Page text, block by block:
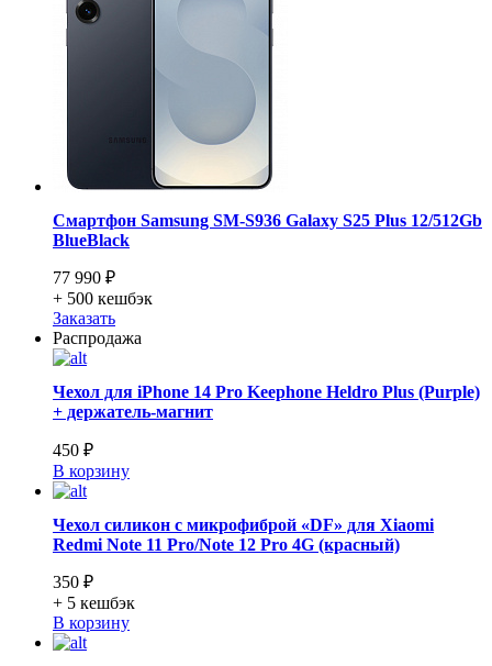
Смартфон Samsung SM-S936 Galaxy S25 Plus 12/512Gb
BlueBlack
77 990 ₽
+ 500 кешбэк
Заказать
Распродажа
Чехол для iPhone 14 Pro Keephone Heldro Plus (Purple)
+ держатель-магнит
450 ₽
В корзину
Чехол силикон с микрофиброй «DF» для Xiaomi
Redmi Note 11 Pro/Note 12 Pro 4G (красный)
350 ₽
+ 5 кешбэк
В корзину